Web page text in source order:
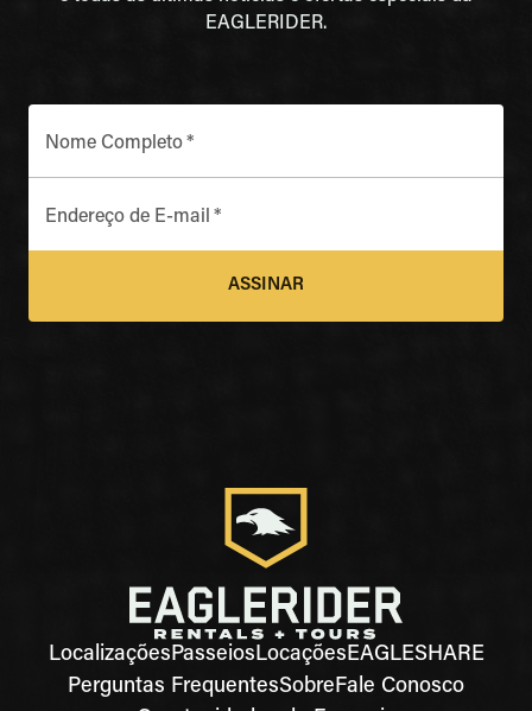
EAGLERIDER.
Nome Completo*
Endereço de E-mail *
ASSINAR
LocalizaçõesPasseiosLocaçõesEAGLESHARE
Perguntas FrequentesSobreFale Conosco